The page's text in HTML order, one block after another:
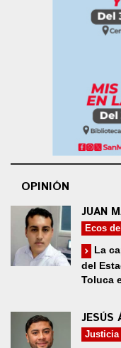
OPINIÓN
JUAN
Ecos
La
del
Toluca
JESÚS
Justicia